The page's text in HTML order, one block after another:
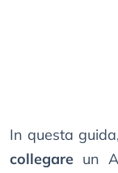
In questa
collegare un